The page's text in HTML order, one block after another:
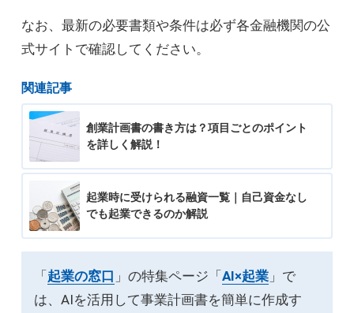
なお、最新の必要書類や条件は必ず各金融機関の公
式サイトで確認してください。
関連記事
創業計画書の書き方は？項目ごとのポイント
を詳しく解説！
起業時に受けられる融資一覧｜自己資金なし
でも起業できるのか解説
「起業の窓口 」の特集ページ「AI×起業」で
は、AIを活用して事業計画書を簡単に作成す